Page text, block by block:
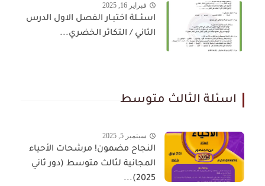
فبراير 16, 2025
اسئــلة اختبـار الفصل الاول الدرس
الثاني / التكاثر الخضري...
اسئلة الثالث متوسط
سبتمبر 5, 2025
النجاح مضمون! مرشحات الأحياء
المجانية لثالث متوسط (دور ثاني
2025)...